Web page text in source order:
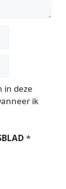
in deze
ik
*